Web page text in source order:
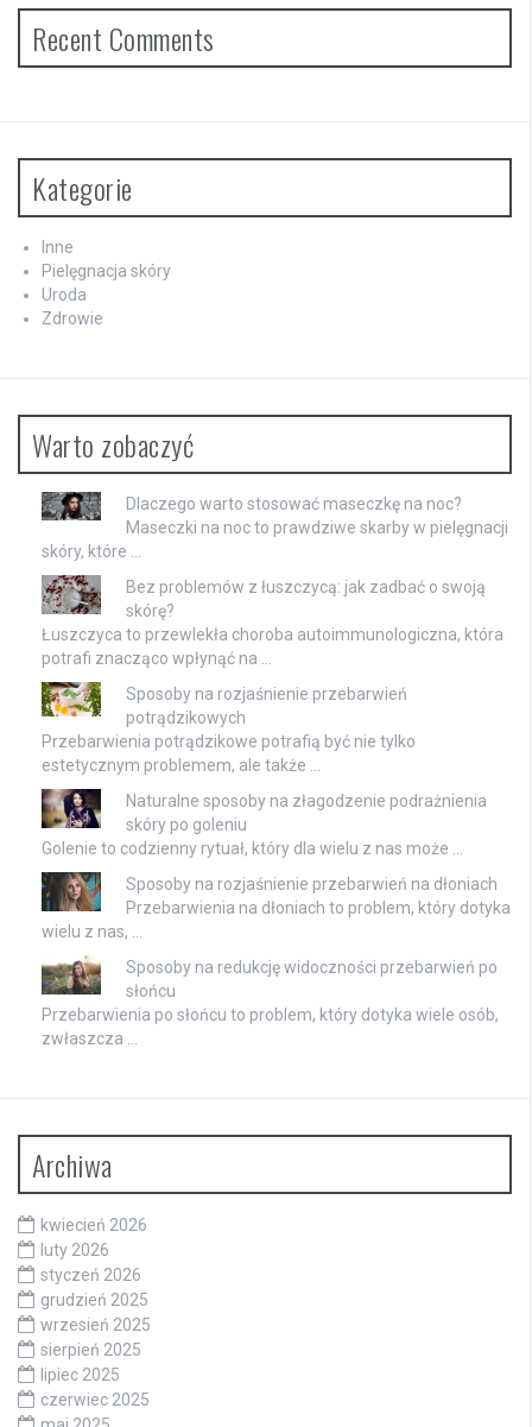
Recent Comments
Kategorie
Inne
Pielęgnacja skóry
Uroda
Zdrowie
Warto zobaczyć
Dlaczego warto stosować maseczkę na noc?
Maseczki na noc to prawdziwe skarby w pielęgnacji
skóry, które …
Bez problemów z łuszczycą: jak zadbać o swoją
skórę?
Łuszczyca to przewlekła choroba autoimmunologiczna, która
potrafi znacząco wpłynąć na …
Sposoby na rozjaśnienie przebarwień
potrądzikowych
Przebarwienia potrądzikowe potrafią być nie tylko
estetycznym problemem, ale także …
Naturalne sposoby na złagodzenie podrażnienia
skóry po goleniu
Golenie to codzienny rytuał, który dla wielu z nas może …
Sposoby na rozjaśnienie przebarwień na dłoniach
Przebarwienia na dłoniach to problem, który dotyka
wielu z nas, …
Sposoby na redukcję widoczności przebarwień po
słońcu
Przebarwienia po słońcu to problem, który dotyka wiele osób,
zwłaszcza …
Archiwa
kwiecień 2026
luty 2026
styczeń 2026
grudzień 2025
wrzesień 2025
sierpień 2025
lipiec 2025
czerwiec 2025